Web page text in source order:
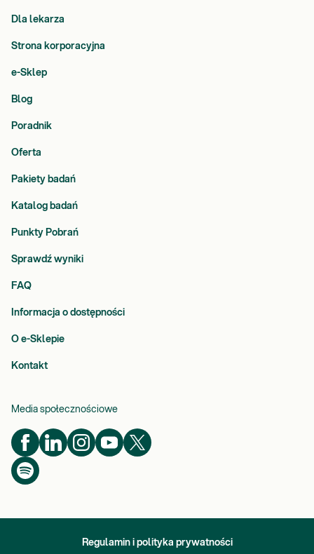
Dla lekarza
Strona korporacyjna
e-Sklep
Blog
Poradnik
Oferta
Pakiety badań
Katalog badań
Punkty Pobrań
Sprawdź wyniki
FAQ
Informacja o dostępności
O e-Sklepie
Kontakt
Media społecznościowe
Regulamin i polityka prywatności